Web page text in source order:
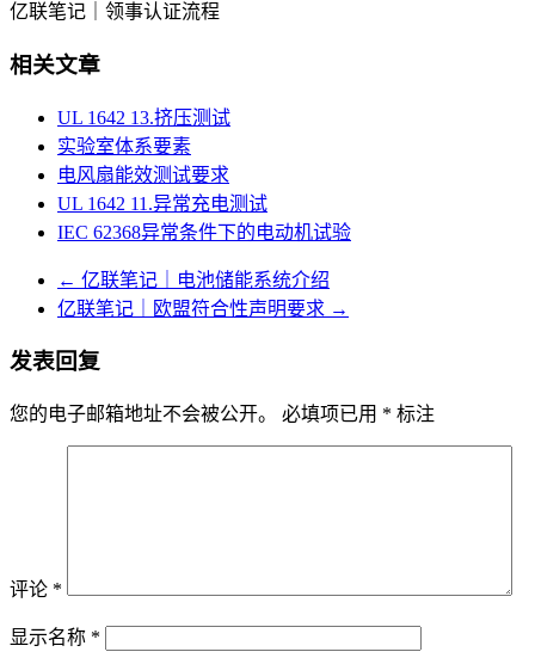
亿联笔记｜领事认证流程
相关文章
UL 1642 13.挤压测试
实验室体系要素
电风扇能效测试要求
UL 1642 11.异常充电测试
IEC 62368异常条件下的电动机试验
← 亿联笔记｜电池储能系统介绍
亿联笔记｜欧盟符合性声明要求 →
发表回复
您的电子邮箱地址不会被公开。 必填项已用 * 标注
评论 *
显示名称 *